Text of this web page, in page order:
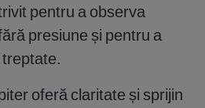
pentru a observa
presiune și pentru a
oferă claritate și sprijin